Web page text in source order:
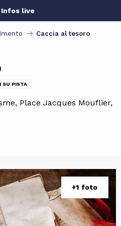
Infos live
Caccia al tesoro
SU PISTA
Place Jacques Mouflier,
+1 foto